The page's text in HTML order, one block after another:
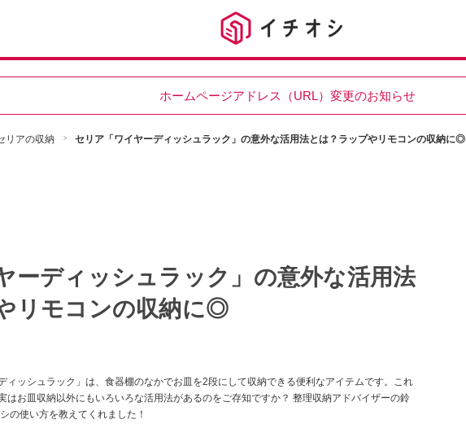
ホームページアドレス（URL）変更のお知らせ
リアの収納 セリア「ワイヤーディッシュラック」の意外な活用法とは？ラップやリモコンの収納に◎
ーディッシュラック」の意外な活用法
リモコンの収納に◎
ィッシュラック」は、食器棚のなかでお皿を2段にして収納できる便利なアイテムです。これ
はお皿収納以外にもいろいろな活用法があるのをご存知ですか？ 整理収納アドバイザーの鈴
の使い方を教えてくれました！